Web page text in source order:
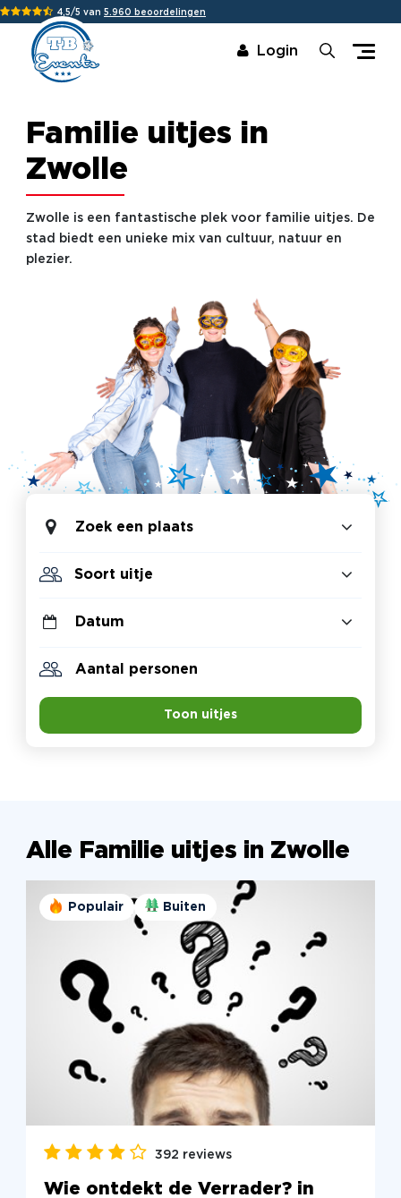
4,5/5 van 5.960 beoordelingen
Login
Familie uitjes in
Zwolle
Zwolle is een fantastische plek voor familie uitjes. De
stad biedt een unieke mix van cultuur, natuur en
plezier.
Zoek een plaats
Toon uitjes
Alle Familie uitjes in Zwolle
Populair Buiten
392 reviews
Wie ontdekt de Verrader? in